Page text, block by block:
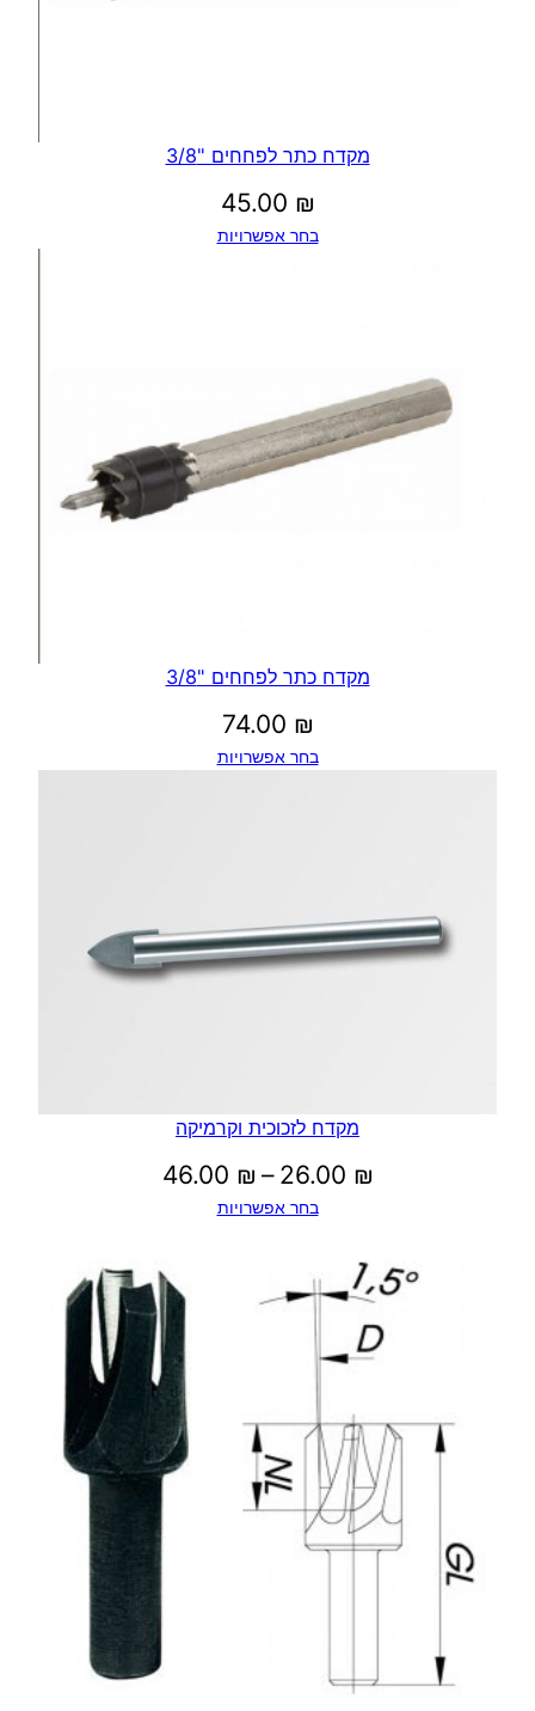
מקדח כתר לפחחים "3/8
45.00 ₪
בחר אפשרויות
מקדח כתר לפחחים "3/8
74.00 ₪
בחר אפשרויות
מקדח לזכוכית וקרמיקה
26.00 ₪
–
46.00 ₪
עד
בחר אפשרויות